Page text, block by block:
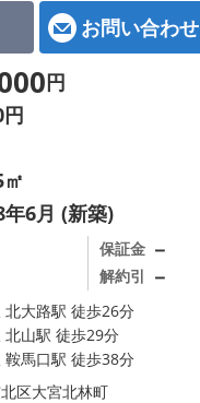
せ
お問い合わせ
円
年6月 (新築)
保証金 －
解約引 －
北大路駅 徒歩26分
北山駅 徒歩29分
鞍馬口駅 徒歩38分
区大宮北林町